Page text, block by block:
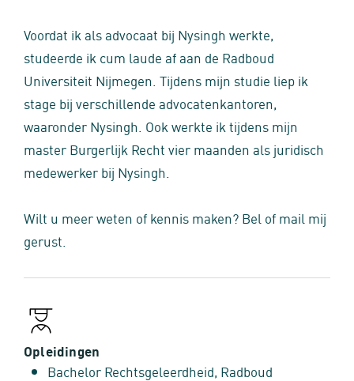
Voordat ik als advocaat bij Nysingh werkte,
studeerde ik cum laude af aan de Radboud
Universiteit Nijmegen. Tijdens mijn studie liep ik
stage bij verschillende advocatenkantoren,
waaronder Nysingh. Ook werkte ik tijdens mijn
master Burgerlijk Recht vier maanden als juridisch
medewerker bij Nysingh.
Wilt u meer weten of kennis maken? Bel of mail mij
gerust.
Opleidingen
Bachelor Rechtsgeleerdheid, Radboud